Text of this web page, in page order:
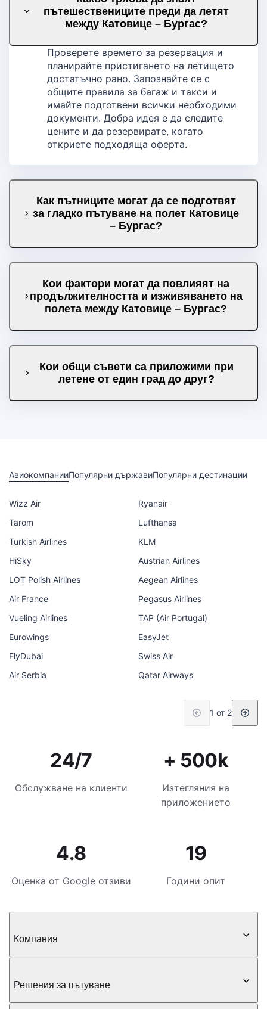
пътешествениците преди да летят
между Катовице – Бургас?
Проверете времето за резервация и
планирайте пристигането на летището
достатъчно рано. Запознайте се с
общите правила за багаж и такси и
имайте подготвени всички необходими
документи. Добра идея е да следите
цените и да резервирате, когато
откриете подходяща оферта.
Как пътниците могат да се подготвят
за гладко пътуване на полет Катовице
– Бургас?
Кои фактори могат да повлияят на
продължителността и изживяването на
полета между Катовице – Бургас?
Кои общи съвети са приложими при
летене от един град до друг?
АвиокомпанииПопулярни държавиПопулярни дестинации
Wizz Air
Ryanair
Tarom
Lufthansa
Turkish Airlines
KLM
HiSky
Austrian Airlines
LOT Polish Airlines
Aegean Airlines
Air France
Pegasus Airlines
Vueling Airlines
TAP (Air Portugal)
Eurowings
EasyJet
FlyDubai
Swiss Air
Air Serbia
Qatar Airways
1 от 2
24/7
Обслужване на клиенти
+ 500k
Изтегляния на
приложението
4.8
Оценка от Google отзиви
19
Години опит
Компания
Решения за пътуване